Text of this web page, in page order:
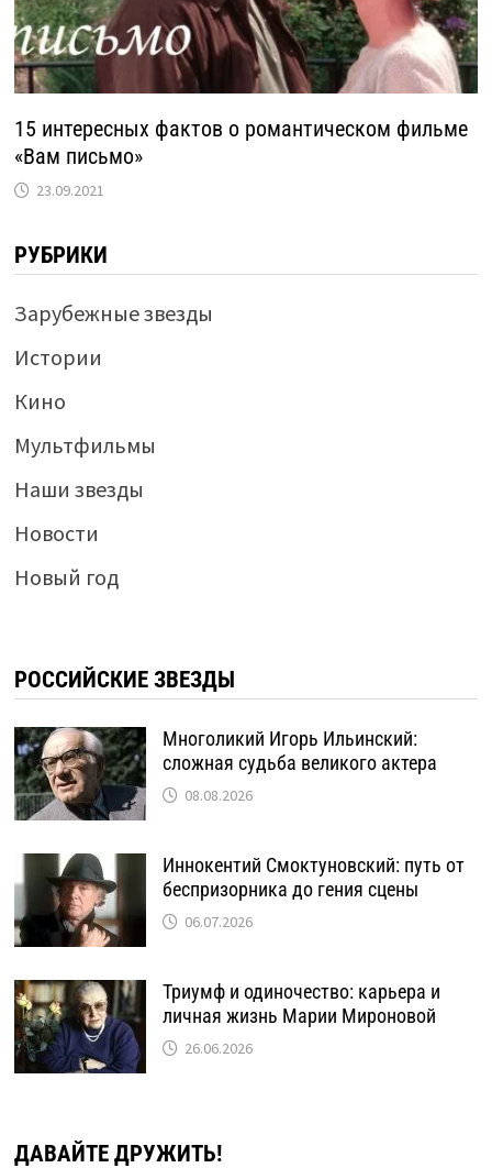
15 интересных фактов о романтическом фильме
«Вам письмо»
23.09.2021
РУБРИКИ
Зарубежные звезды
Истории
Кино
Мультфильмы
Наши звезды
Новости
Новый год
РОССИЙСКИЕ ЗВЕЗДЫ
Многоликий Игорь Ильинский:
сложная судьба великого актера
08.08.2026
Иннокентий Смоктуновский: путь от
беспризорника до гения сцены
06.07.2026
Триумф и одиночество: карьера и
личная жизнь Марии Мироновой
26.06.2026
ДАВАЙТЕ ДРУЖИТЬ!